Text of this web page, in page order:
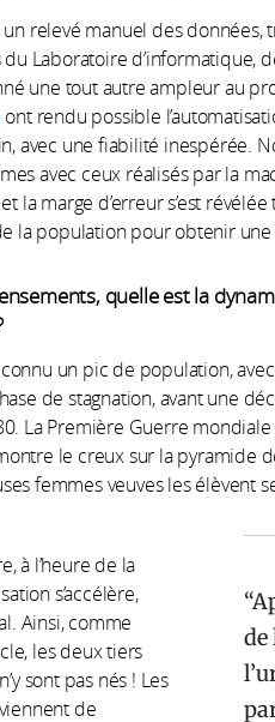
un relevé manuel des
Laboratoire d’informatique,
une tout autre ampleur au
ont rendu possible
avec une fiabilité inespérée.
avec ceux réalisés par la
la marge d’erreur s’est
la population pour obtenir
quelle est la
un pic de population,
de stagnation, avant une
La Première Guerre
le creux sur la pyramide
femmes veuves les élèvent
à l’heure de la
s’accélère,
Ainsi, comme
les deux tiers
sont pas nés ! Les
de